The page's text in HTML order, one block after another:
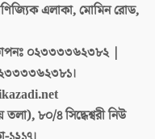
এলাকা, মোমিন রোড,
০২৩৩৩৩৬২৩৮২ |
৮০/৪ সিদ্ধেশ্বরী নিউ